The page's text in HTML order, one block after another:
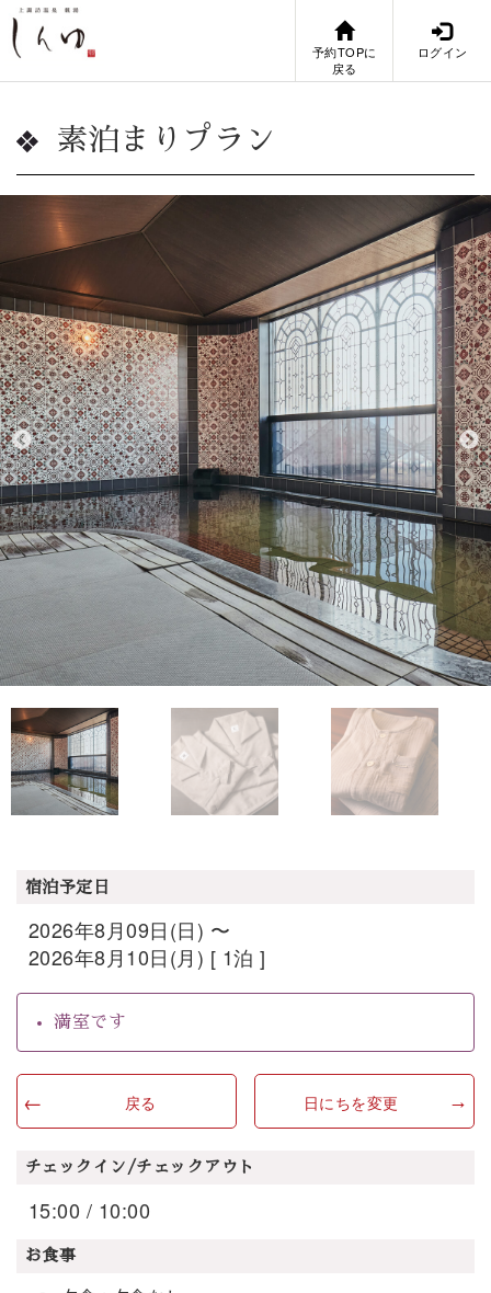
予約TOPに
戻る
ログイン
素泊まりプラン
宿泊予定日
2026年8月09日(日) 〜
2026年8月10日(月) [ 1泊 ]
満室です
戻る 日にちを変更
チェックイン/チェックアウト
15:00 / 10:00
お食事